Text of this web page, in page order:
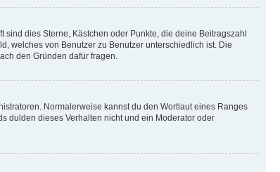
dies Sterne, Kästchen oder Punkte, die deine Beitragszahl
welches von Benutzer zu Benutzer unterschiedlich ist. Die
den Gründen dafür fragen.
Normalerweise kannst du den Wortlaut eines Ranges
dulden dieses Verhalten nicht und ein Moderator oder